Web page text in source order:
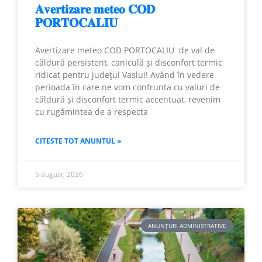
𝐀𝐯𝐞𝐫𝐭𝐢𝐳𝐚𝐫𝐞 𝐦𝐞𝐭𝐞𝐨 𝐂𝐎𝐃
𝐏𝐎𝐑𝐓𝐎𝐂𝐀𝐋𝐈𝐔
Avertizare meteo COD PORTOCALIU de val de
căldură persistent, caniculă și disconfort termic
ridicat pentru județul Vaslui! Având în vedere
perioada în care ne vom confrunta cu valuri de
căldură și disconfort termic accentuat, revenim
cu rugămintea de a respecta
CITESTE TOT ANUNTUL »
5 august, 2026
ANUNȚURI ADMINISTRATIVE